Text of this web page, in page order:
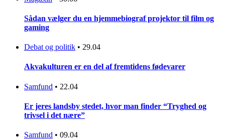
Sådan vælger du en hjemmebiograf projektor til film og
gaming
Debat og politik • 29.04
Akvakulturen er en del af fremtidens fødevarer
Samfund • 22.04
Er jeres landsby stedet, hvor man finder “Tryghed og
trivsel i det nære”
Samfund • 09.04